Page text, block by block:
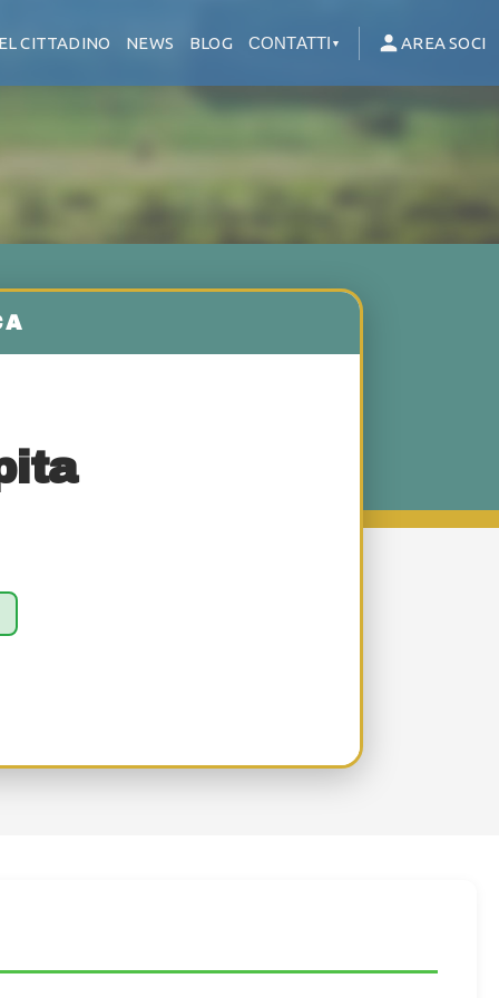
CITTADINO NEWS BLOG CONTATTI ▼ AREA SOCI